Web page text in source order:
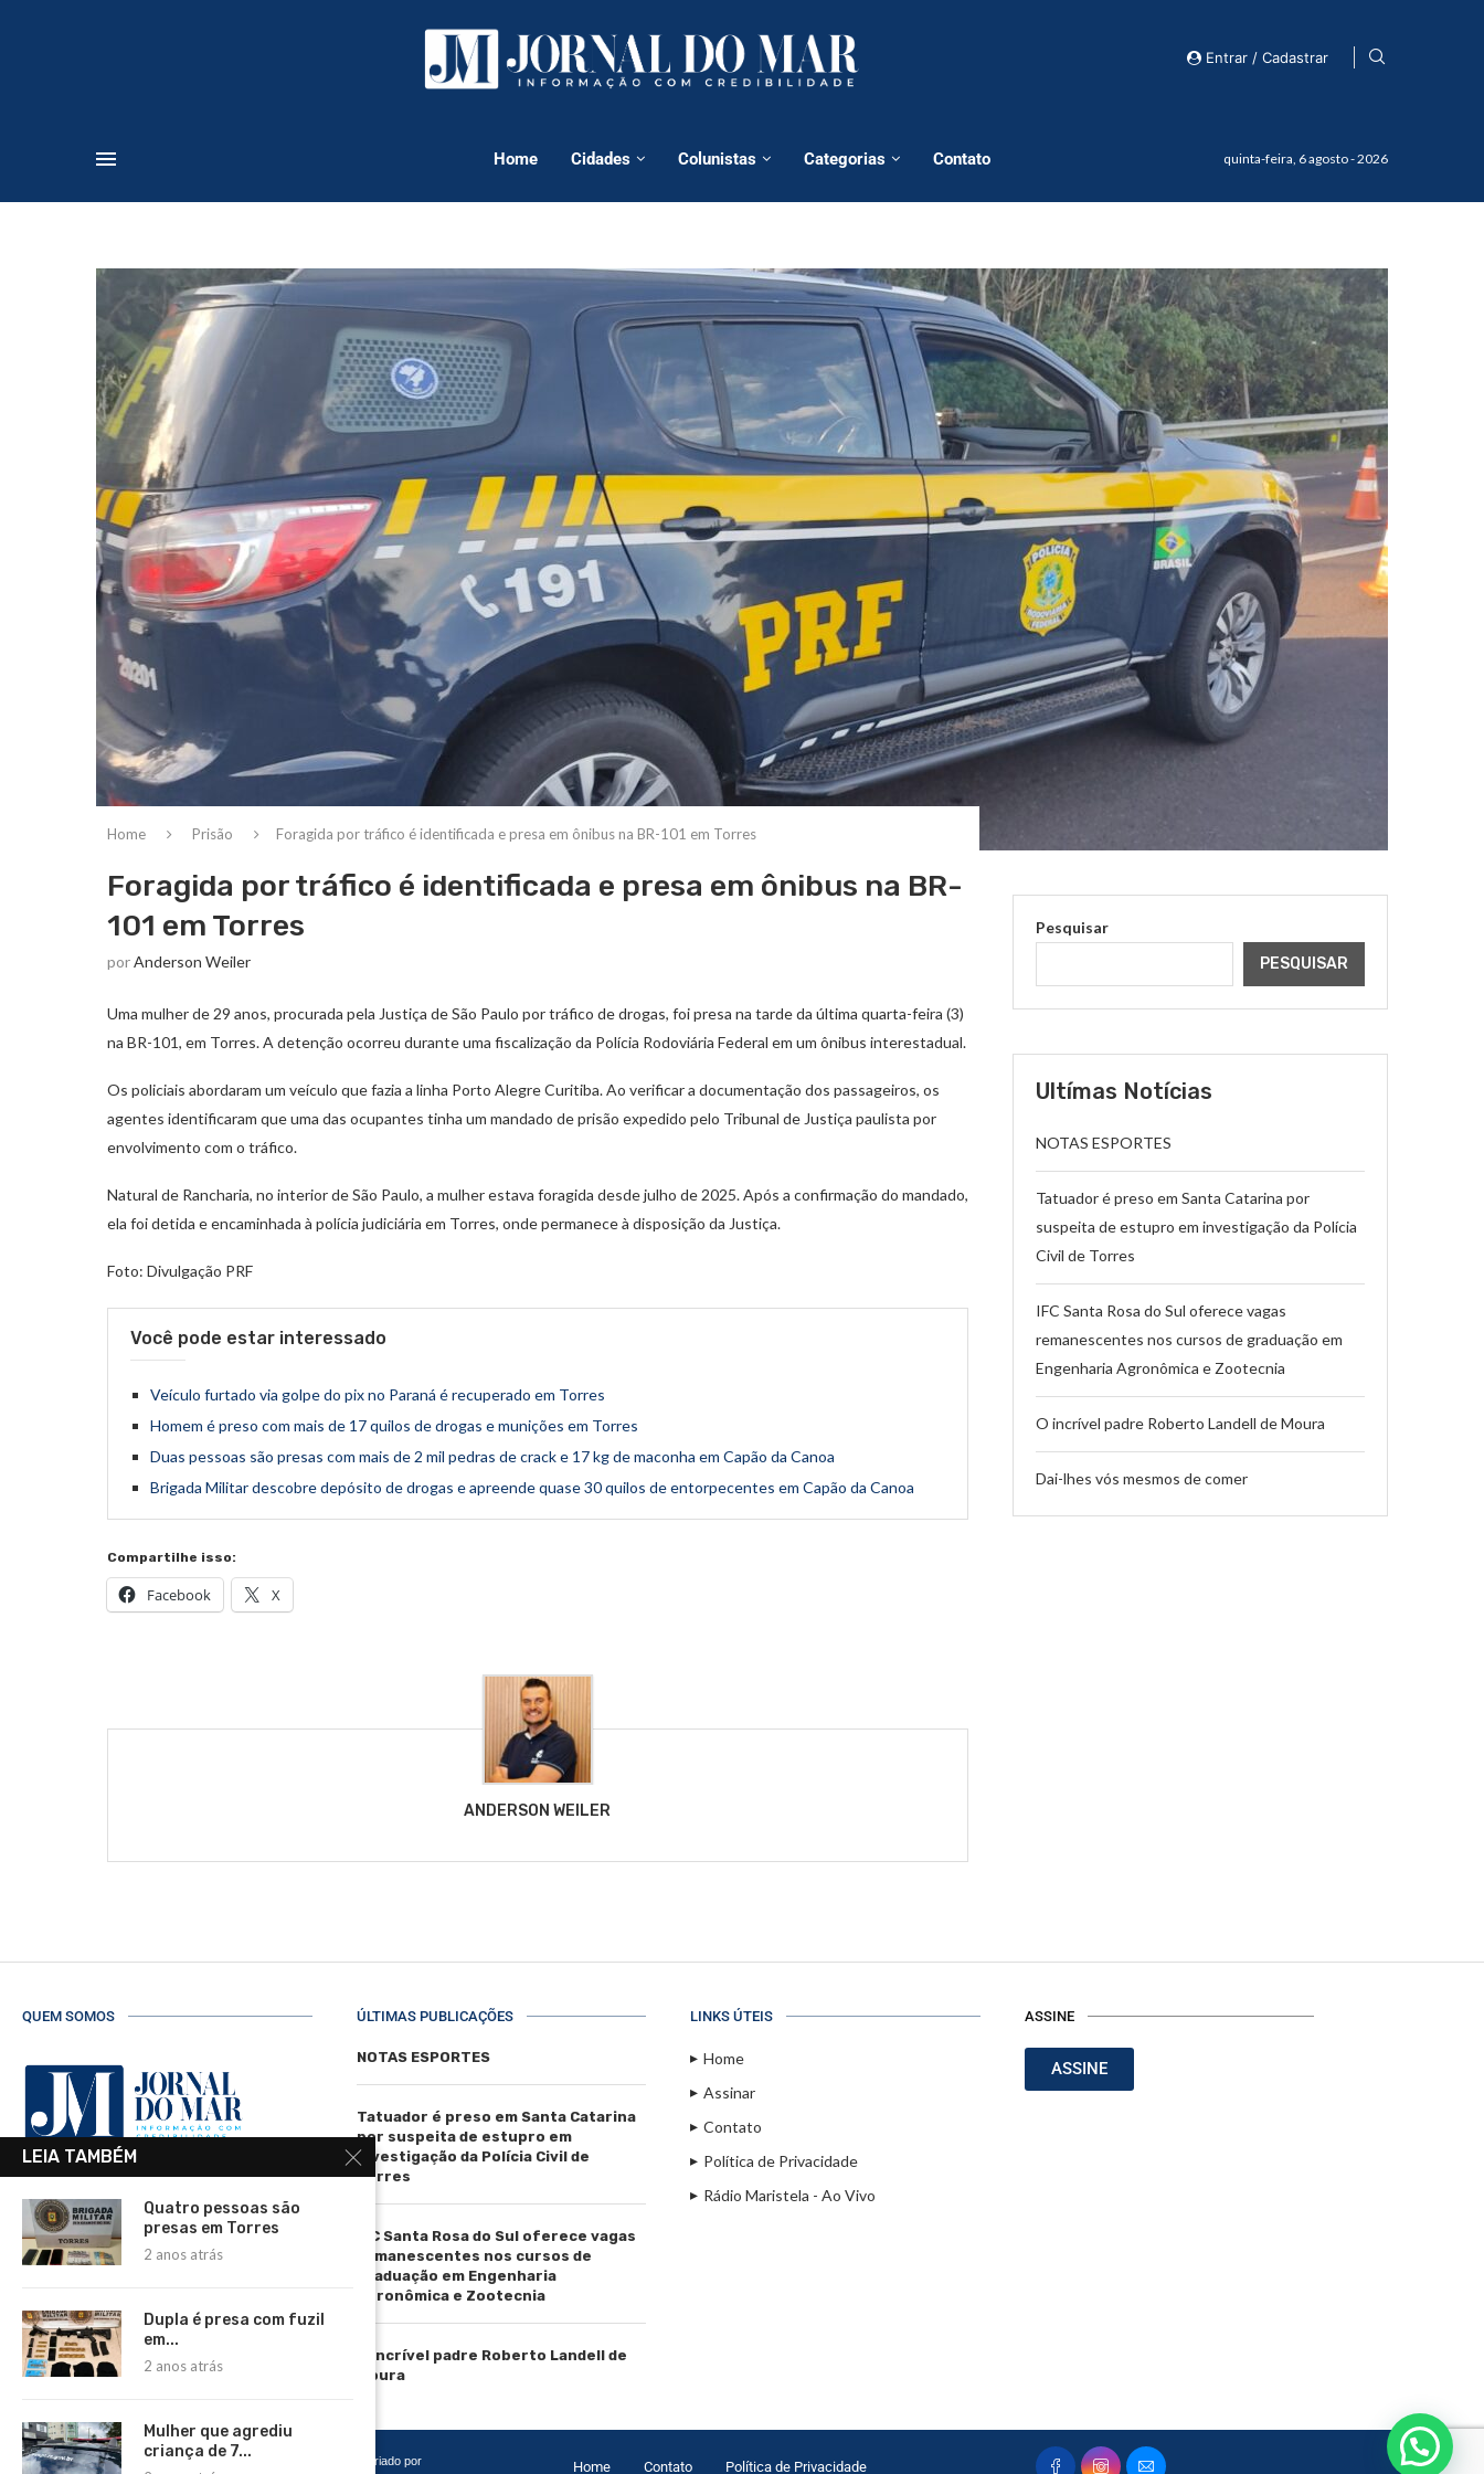
Entrar / Cadastrar
Home Cidades Colunistas Categorias Contato quinta-feira, 6 agosto - 2026
Home Prisão Foragida por tráfico é identificada e presa em ônibus na BR-101 em Torres
Foragida por tráfico é identificada e presa em ônibus na BR-
101 em Torres
porAnderson Weiler
Uma mulher de 29 anos, procurada pela Justiça de São Paulo por tráfico de drogas, foi presa na tarde da última quarta-feira (3)
na BR-101, em Torres. A detenção ocorreu durante uma fiscalização da Polícia Rodoviária Federal em um ônibus interestadual.
Os policiais abordaram um veículo que fazia a linha Porto Alegre Curitiba. Ao verificar a documentação dos passageiros, os
agentes identificaram que uma das ocupantes tinha um mandado de prisão expedido pelo Tribunal de Justiça paulista por
envolvimento com o tráfico.
Natural de Rancharia, no interior de São Paulo, a mulher estava foragida desde julho de 2025. Após a confirmação do mandado,
ela foi detida e encaminhada à polícia judiciária em Torres, onde permanece à disposição da Justiça.
Foto: Divulgação PRF
Você pode estar interessado
Veículo furtado via golpe do pix no Paraná é recuperado em Torres
Homem é preso com mais de 17 quilos de drogas e munições em Torres
Duas pessoas são presas com mais de 2 mil pedras de crack e 17 kg de maconha em Capão da Canoa
Brigada Militar descobre depósito de drogas e apreende quase 30 quilos de entorpecentes em Capão da Canoa
Compartilhe isso:
Facebook X
ANDERSON WEILER
Pesquisar
PESQUISAR
Ultímas Notícias
NOTAS ESPORTES
Tatuador é preso em Santa Catarina por
suspeita de estupro em investigação da Polícia
Civil de Torres
IFC Santa Rosa do Sul oferece vagas
remanescentes nos cursos de graduação em
Engenharia Agronômica e Zootecnia
O incrível padre Roberto Landell de Moura
Dai-lhes vós mesmos de comer
QUEM SOMOS
Centro, Torres - RS, 95560-000
Telefone: (51) 3664-4188
Email:
imprensa@jornaldomar.combr
ÚLTIMAS PUBLICAÇÕES
NOTAS ESPORTES
Tatuador é preso em Santa Catarina
por suspeita de estupro em
investigação da Polícia Civil de
Torres
IFC Santa Rosa do Sul oferece vagas
remanescentes nos cursos de
graduação em Engenharia
Agronômica e Zootecnia
O incrível padre Roberto Landell de
Moura
LINKS ÚTEIS
Home
Assinar
Contato
Política de Privacidade
Rádio Maristela - Ao Vivo
ASSINE
ASSINE
Copyright 2026 – Todos os Direitos Reservados. Desenvolvido e criado por
Home Contato Política de Privacidade
LEIA TAMBÉM
Quatro pessoas são
presas em Torres
2 anos atrás
Dupla é presa com fuzil
em...
2 anos atrás
Mulher que agrediu
criança de 7...